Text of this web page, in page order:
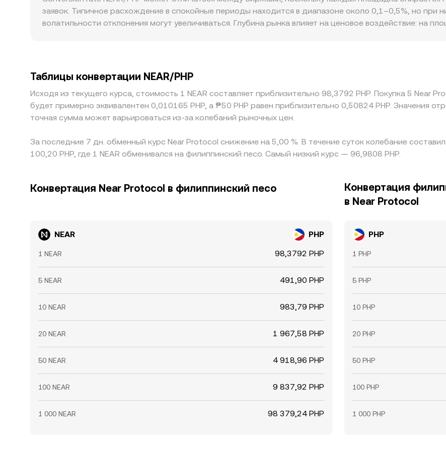
мгновенное значение conversion rate NEAR/PHP — это результат взаимодействия последней
глубина), а также усреднения цен по рынку через VWAP и влияния цен из AMM‑пулов.
заявок. Типичное расхождение в спокойные периоды находится в диапазоне около 0,1–0,5%, но при
волатильности отклонения могут увеличиваться. Глубина рынка влияет на ценовое воздействие: на
NEAR сначала котируется к USDT, а затем через спот‑или OTC‑котировки USDT/PHP формируется
USDT к PHP напрямую влияет на наблюдаемое значение. Арбитраж между биржами стремится
скорость переноса цен зависит от комиссий, лимитов вывода/ввода, времени подтверждения в сети
краткосрочные различия в conversion rate NEAR/PHP сохраняются.
Таблицы конвертации NEAR/PHP
Исходя из текущего курса, стоимость 1 NEAR составляет приблизительно 98,3792 PHP. Покупка 5 Near
будет примерно эквивалентен 0,010165 PHP, а ₱50 PHP равен приблизительно 0,50824 PHP. Значения
точная сумма может варьироваться из-за колебаний рыночных цен.
За последние 7 дн. обменный курс Near Protocol снижение на 5,00 %. В течение суток колебание
100,20 PHP, где 1 NEAR обменивался на филиппинский песо. Самый низкий курс — 96,9808 PHP.
Конвертация Near Protocol в филиппинский песо
NEAR PHP
1 NEAR 98,3792 PHP
5 NEAR 491,90 PHP
10 NEAR 983,79 PHP
20 NEAR 1 967,58 PHP
50 NEAR 4 918,96 PHP
100 NEAR 9 837,92 PHP
1 000 NEAR 98 379,24 PHP
Конвертация
в Near Protocol
PHP
1 PHP
5 PHP
10 PHP
20 PHP
50 PHP
100 PHP
1 000 PHP